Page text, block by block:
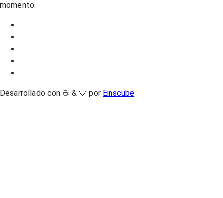
momento.
Desarrollado con ☕ & 💙 por Einscube